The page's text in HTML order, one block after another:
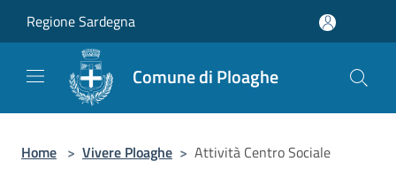
Regione Sardegna
Comune di Ploaghe
Home > Vivere Ploaghe > Attività Centro Sociale